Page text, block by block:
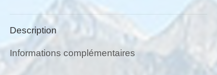
talon
pour
Description
Informations complémentaires